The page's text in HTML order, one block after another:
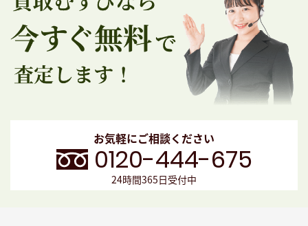
お気軽にご相談ください
0120-444-675
24時間365日受付中